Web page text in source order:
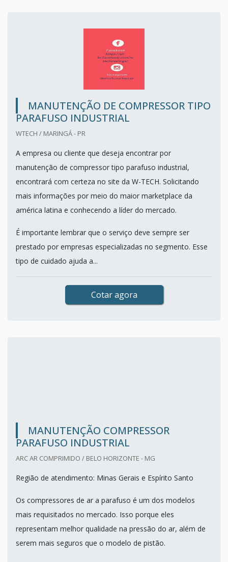
MANUTENÇÃO DE COMPRESSOR TIPO
PARAFUSO INDUSTRIAL
WTECH / MARINGÁ - PR
A empresa ou cliente que deseja encontrar por
manutenção de compressor tipo parafuso industrial,
encontrará com certeza no site da W-TECH. Solicitando
mais informações por meio do maior marketplace da
américa latina e conhecendo a líder do mercado.
É importante lembrar que o serviço deve sempre ser
prestado por empresas especializadas no segmento. Esse
tipo de cuidado ajuda a...
Cotar agora
MANUTENÇÃO COMPRESSOR
PARAFUSO INDUSTRIAL
ARC AR COMPRIMIDO / BELO HORIZONTE - MG
Região de atendimento: Minas Gerais e Espírito Santo
Os compressores de ar a parafuso é um dos modelos
mais requisitados no mercado. Isso porque eles
representam melhor qualidade na pressão do ar, além de
serem mais seguros que o modelo de pistão.